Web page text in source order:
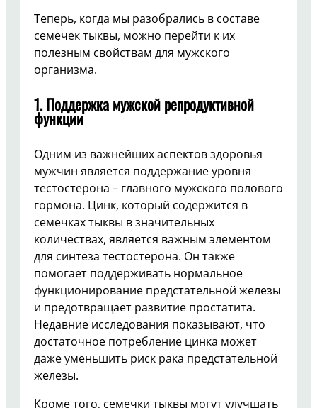
Теперь, когда мы разобрались в составе
семечек тыквы, можно перейти к их
полезным свойствам для мужского
организма.
1. Поддержка мужской репродуктивной
функции
Одним из важнейших аспектов здоровья
мужчин является поддержание уровня
тестостерона – главного мужского полового
гормона. Цинк, который содержится в
семечках тыквы в значительных
количествах, является важным элементом
для синтеза тестостерона. Он также
помогает поддерживать нормальное
функционирование предстательной железы
и предотвращает развитие простатита.
Недавние исследования показывают, что
достаточное потребление цинка может
даже уменьшить риск рака предстательной
железы.
Кроме того, семечки тыквы могут улучшать